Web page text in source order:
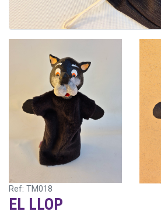
Ref: TM018
EL LLOP